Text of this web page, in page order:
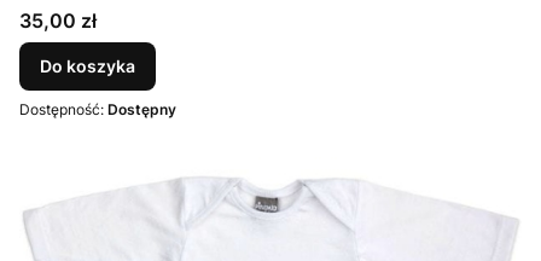
Cena
35,00 zł
Do koszyka
Dostępność: Dostępny